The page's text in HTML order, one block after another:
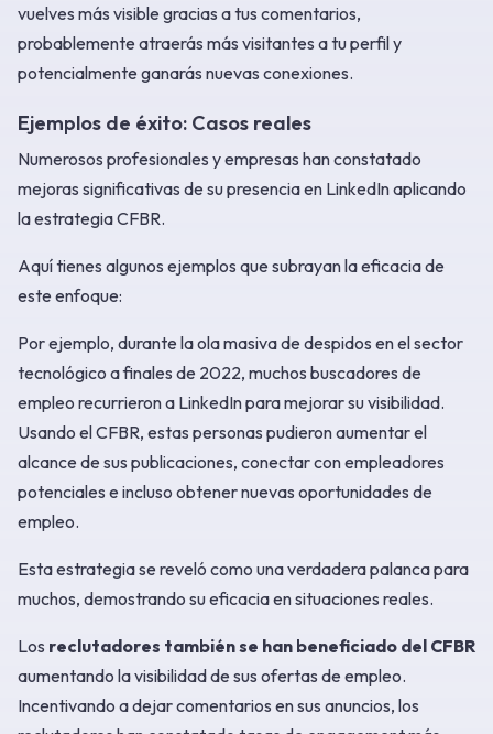
vuelves más visible gracias a tus comentarios,
probablemente atraerás más visitantes a tu perfil y
potencialmente ganarás nuevas conexiones.
Ejemplos de éxito: Casos reales
Numerosos profesionales y empresas han constatado
mejoras significativas de su presencia en LinkedIn aplicando
la estrategia CFBR.
Aquí tienes algunos ejemplos que subrayan la eficacia de
este enfoque:
Por ejemplo, durante la ola masiva de despidos en el sector
tecnológico a finales de 2022, muchos buscadores de
empleo recurrieron a LinkedIn para mejorar su visibilidad.
Usando el CFBR, estas personas pudieron aumentar el
alcance de sus publicaciones, conectar con empleadores
potenciales e incluso obtener nuevas oportunidades de
empleo.
Esta estrategia se reveló como una verdadera palanca para
muchos, demostrando su eficacia en situaciones reales.
Los reclutadores también se han beneficiado del CFBR
aumentando la visibilidad de sus ofertas de empleo.
Incentivando a dejar comentarios en sus anuncios, los